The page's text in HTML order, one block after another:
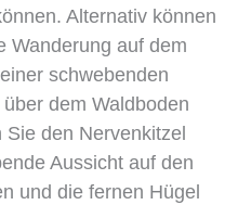
Alternativ können
Wanderung auf dem
schwebenden
dem Waldboden
den Nervenkitzel
Aussicht auf den
und die fernen Hügel